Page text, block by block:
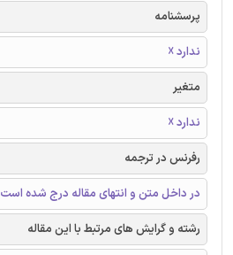
پرسشنامه
ندارد ☓
متغیر
ندارد ☓
رفرنس در ترجمه
در داخل متن و انتهای مقاله درج شده است
رشته و گرایش های مرتبط با این مقاله